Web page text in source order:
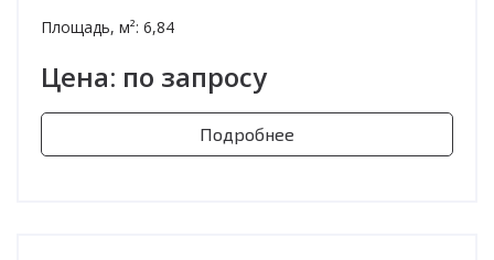
Площадь, м²: 6,84
Цена: по запросу
Подробнее